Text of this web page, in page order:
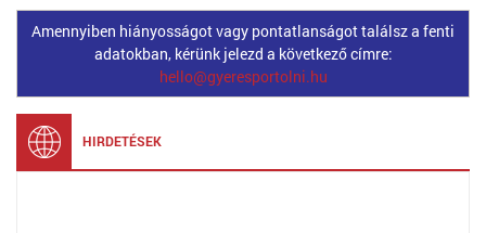
Amennyiben hiányosságot vagy pontatlanságot találsz a fenti
adatokban, kérünk jelezd a következő címre:
hello@gyeresportolni.hu
HIRDETÉSEK